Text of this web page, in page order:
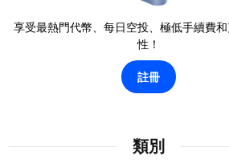
享受最熱門代幣、每日空投、極低手續費
性！
註冊
類別